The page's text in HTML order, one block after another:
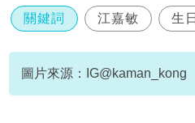
關鍵詞 江嘉敏 生日
圖片來源：IG@kaman_kong